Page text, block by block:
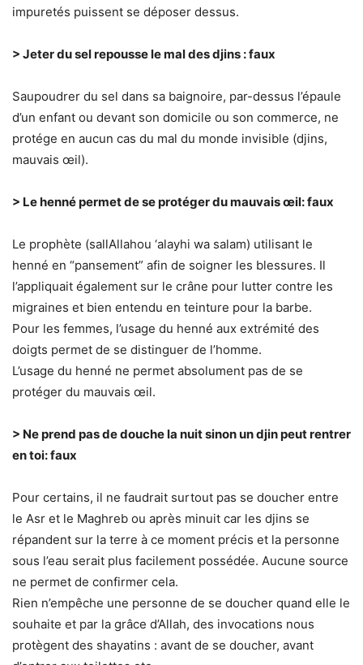
impuretés puissent se déposer dessus.
> Jeter du sel repousse le mal des djins : faux
Saupoudrer du sel dans sa baignoire, par-dessus l’épaule
d’un enfant ou devant son domicile ou son commerce, ne
protége en aucun cas du mal du monde invisible (djins,
mauvais œil).
> Le henné permet de se protéger du mauvais œil: faux
Le prophète (sallAllahou ‘alayhi wa salam) utilisant le
henné en “pansement” afin de soigner les blessures. Il
l’appliquait également sur le crâne pour lutter contre les
migraines et bien entendu en teinture pour la barbe.
Pour les femmes, l’usage du henné aux extrémité des
doigts permet de se distinguer de l’homme.
L’usage du henné ne permet absolument pas de se
protéger du mauvais œil.
> Ne prend pas de douche la nuit sinon un djin peut rentrer
en toi: faux
Pour certains, il ne faudrait surtout pas se doucher entre
le Asr et le Maghreb ou après minuit car les djins se
répandent sur la terre à ce moment précis et la personne
sous l’eau serait plus facilement possédée. Aucune source
ne permet de confirmer cela.
Rien n’empêche une personne de se doucher quand elle le
souhaite et par la grâce d’Allah, des invocations nous
protègent des shayatins : avant de se doucher, avant